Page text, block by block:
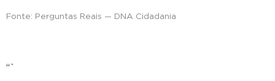
Fonte: Perguntas Reais — DNA Cidadania
“`